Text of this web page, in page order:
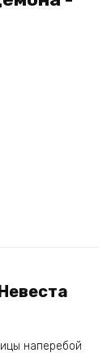
наперебой